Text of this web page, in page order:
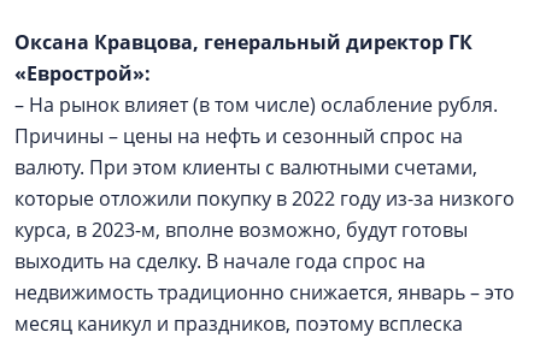
Оксана Кравцова, генеральный директор ГК
«Еврострой»:
– На рынок влияет (в том числе) ослабление рубля.
Причины – цены на нефть и сезонный спрос на
валюту. При этом клиенты с валютными счетами,
которые отложили покупку в 2022 году из-за низкого
курса, в 2023-м, вполне возможно, будут готовы
выходить на сделку. В начале года спрос на
недвижимость традиционно снижается, январь – это
месяц каникул и праздников, поэтому всплеска